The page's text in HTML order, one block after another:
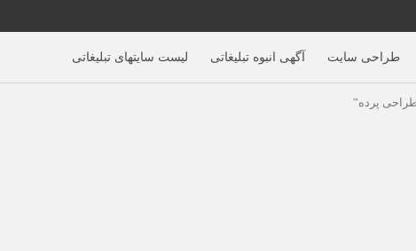
طراحی سایت آگهی انبوه تبلیغاتی لیست سایتهای تبلیغاتی
پرده”